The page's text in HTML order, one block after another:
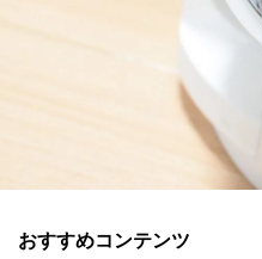
おすすめコンテンツ